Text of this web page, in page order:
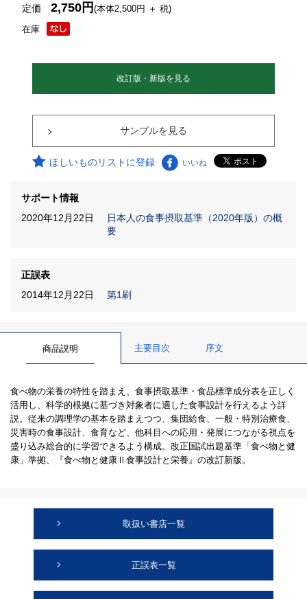
在庫
定価2,750円(本体2,500円 ＋ 税)
改訂版・新版を見る
サンプルを見る
ほしいものリストに登録 いいね
サポート情報
2020年12月22日
日本人の食事摂取基準（2020年版）の概
要
正誤表
2014年12月22日
第1刷
商品説明 主要目次 序文
食べ物の栄養の特性を踏まえ、食事摂取基準・食品標準成分表を正しく
活用し、科学的根拠に基づき対象者に適した食事設計を行えるよう詳
説。従来の調理学の基本を踏まえつつ、集団給食、一般・特別治療食、
災害時の食事設計、食育など、他科目への応用・発展につながる視点を
盛り込み総合的に学習できるよう構成。改正国試出題基準「食べ物と健
康」準拠、『食べ物と健康Ⅱ食事設計と栄養』の改訂新版。
取扱い書店一覧
正誤表一覧